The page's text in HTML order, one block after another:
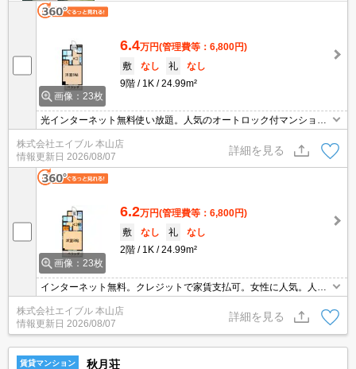
画像：23枚
6.4万円(管理費等：6,800円)
敷
なし 礼
なし
9階
1K 24.99m²
光インターネット無料使い放題。人気のオートロック付マンショ
去時、ルームクリーニング料金64,000円。
株式会社エイブル 本山店
情報更新日 2026/08/07
詳細を見る
画像：23枚
6.2万円(管理費等：6,800円)
敷
なし 礼
なし
2階
1K 24.99m²
インターネット無料。クレジットで家賃支払可。女性に人気。人気
のオートロック付マンション。学割かつ女子割適用で仲介手数料家
賃の0.5ヶ月分より20％割引。退去時、ルームクリーニング料金62,
000円。
株式会社エイブル 本山店
情報更新日 2026/08/07
詳細を見る
賃貸マンション 秋月荘